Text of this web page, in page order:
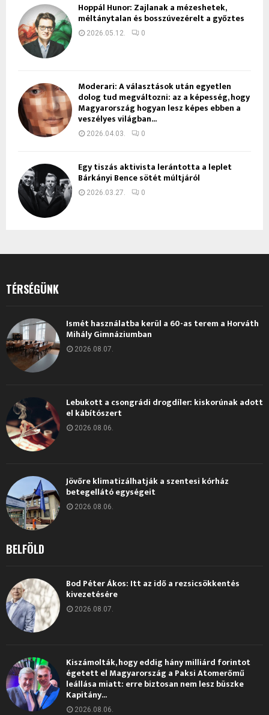
Hoppál Hunor: Zajlanak a mézeshetek,
méltánytalan és bosszúvezérelt a győztes
2026.05.12. 0
Moderari: A választások után egyetlen
dolog tud megváltozni: az a képesség, hogy
Magyarország hogyan lesz képes ebben a
veszélyes világban...
2026.04.03. 0
Egy tiszás aktivista lerántotta a leplet
Bárkányi Bence sötét múltjáról
2026.03.27. 0
TÉRSÉGÜNK
Ismét használatba kerül a 60-as terem a Horváth
Mihály Gimnáziumban
2026.08.07.
Lebukott a csongrádi drogdíler: kiskorúnak adott
el kábítószert
2026.08.06.
Jövőre klimatizálhatják a szentesi kórház
betegellátó egységeit
2026.08.06.
BELFÖLD
Bod Péter Ákos: Itt az idő a rezsicsökkentés
kivezetésére
2026.08.07.
Kiszámolták, hogy eddig hány milliárd forintot
égetett el Magyarország a Paksi Atomerőmű
leállása miatt: erre biztosan nem lesz büszke
Kapitány...
2026.08.06.